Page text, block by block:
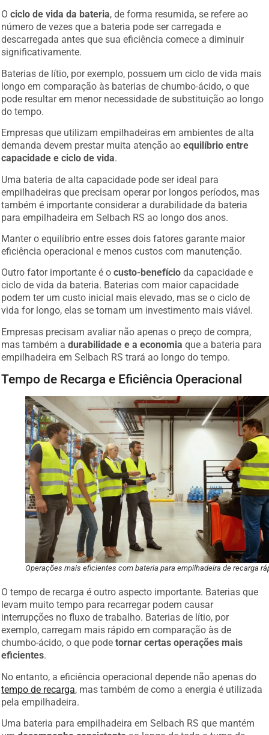
Ociclo de vida da bateria, de forma resumida, se refere ao
número de vezes que a bateria pode ser carregada e
descarregada antes que sua eficiência comece a diminuir
significativamente.
Baterias de lítio, por exemplo, possuem um ciclo de vida mais
longo em comparação às baterias de chumbo-ácido, o que
pode resultar em menor necessidade de substituição ao longo
do tempo.
Empresas que utilizam empilhadeiras em ambientes de alta
demanda devem prestar muita atenção aoequilíbrio entre
capacidade e ciclo de vida.
Uma bateria de alta capacidade pode ser ideal para
empilhadeiras que precisam operar por longos períodos, mas
também é importante considerar a durabilidade da bateria
para empilhadeira em Selbach RS ao longo dos anos.
Manter o equilíbrio entre esses dois fatores garante maior
eficiência operacional e menos custos com manutenção.
Outro fator importante é ocusto-benefício da capacidade e
ciclo de vida da bateria. Baterias com maior capacidade
podem ter um custo inicial mais elevado, mas se o ciclo de
vida for longo, elas se tornam um investimento mais viável.
Empresas precisam avaliar não apenas o preço de compra,
mas também adurabilidade e a economia que a bateria para
empilhadeira em Selbach RS trará ao longo do tempo.
Tempo de Recarga e Eficiência Operacional
Operações mais eficientes com bateria para empilhadeira de recarga
O tempo de recarga é outro aspecto importante. Baterias que
levam muito tempo para recarregar podem causar
interrupções no fluxo de trabalho. Baterias de lítio, por
exemplo, carregam mais rápido em comparação às de
chumbo-ácido, o que podetornar certas operações mais
eficientes.
No entanto, a eficiência operacional depende não apenas do
tempo de recarga, mas também de como a energia é utilizada
pela empilhadeira.
Uma bateria para empilhadeira em Selbach RS que mantém